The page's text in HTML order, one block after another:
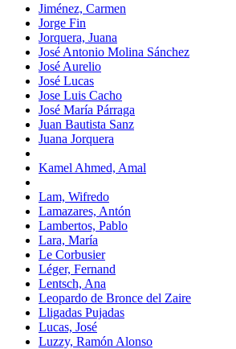
Jiménez, Carmen
Jorge Fin
Jorquera, Juana
José Antonio Molina Sánchez
José Aurelio
José Lucas
Jose Luis Cacho
José María Párraga
Juan Bautista Sanz
Juana Jorquera
Kamel Ahmed, Amal
Lam, Wifredo
Lamazares, Antón
Lambertos, Pablo
Lara, María
Le Corbusier
Léger, Fernand
Lentsch, Ana
Leopardo de Bronce del Zaire
Lligadas Pujadas
Lucas, José
Luzzy, Ramón Alonso